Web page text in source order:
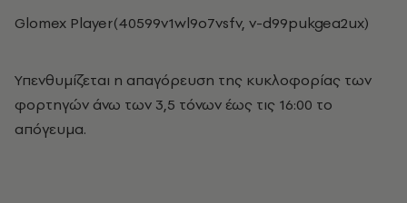
Glomex Player(40599v1wl9o7vsfv, v-d99pukgea2ux)
Υπενθυμίζεται η απαγόρευση της κυκλοφορίας των
φορτηγών άνω των 3,5 τόνων έως τις 16:00 το
απόγευμα.